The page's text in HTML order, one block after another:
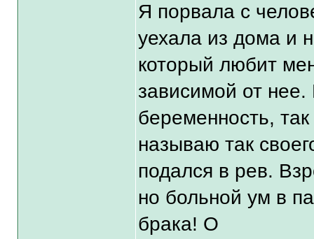
Я порвала с
уехала из дома и
который любит
зависимой от
беременность,
называю так
подался в рев.
но больной ум в
брака! О